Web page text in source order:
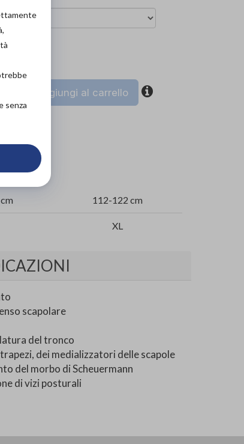
Aggiungi al carrello
112-122 cm
XL
scapolare
del tronco
dei medializzatori delle scapole
del morbo di Scheuermann
di vizi posturali
senza